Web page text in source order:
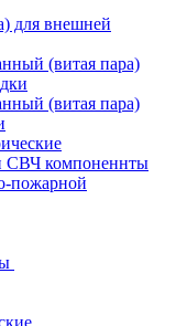
для внешней
(витая пара)
(витая пара)
СВЧ компоненнты
пожарной